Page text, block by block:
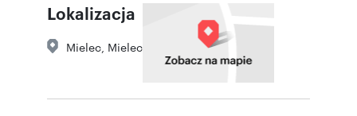
Lokalizacja
Mielec Mielec